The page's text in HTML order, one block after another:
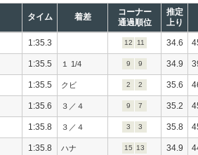
タイム 着差
コーナー
通過順位
推定
上り
1:35.3 12 11 34.6
1:35.5 １ 1/4 9 9 34.9
1:35.5 クビ 2 2 35.6
1:35.6 ３／４ 9 7 35.2
1:35.8 ３／４ 3 3 35.8
1:35.8 ハナ 15 13 34.9